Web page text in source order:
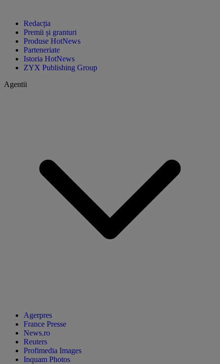
Redacția
Premii și granturi
Produse HotNews
Parteneriate
Istoria HotNews
ZYX Publishing Group
Agentii
Agerpres
France Presse
News.ro
Reuters
Profimedia Images
Inquam Photos